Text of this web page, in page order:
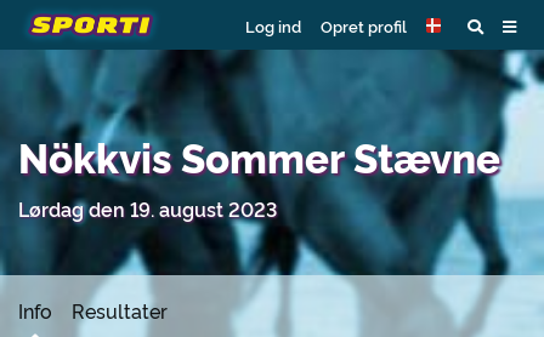
Log ind Opret profil
Nökkvis Sommer Stævne
Lørdag den 19. august 2023
Info Resultater